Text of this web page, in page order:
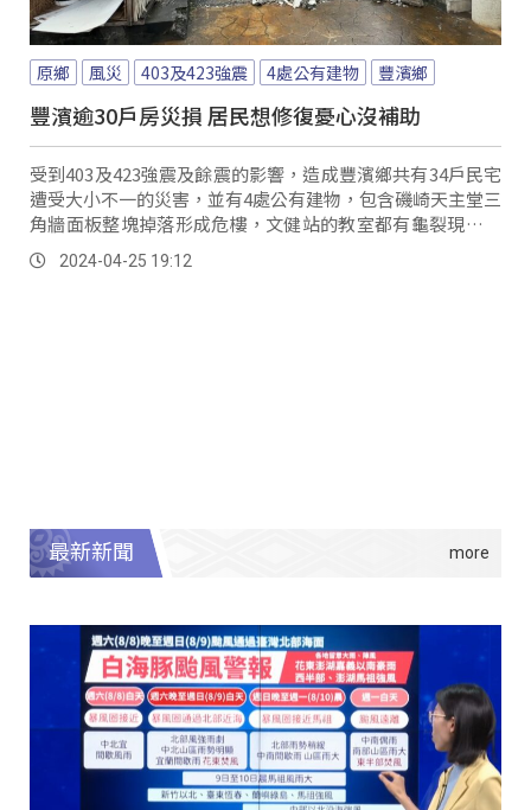
原鄉 風災 403及423強震 4處公有建物 豐濱鄉
豐濱逾30戶房災損 居民想修復憂心沒補助
受到403及423強震及餘震的影響，造成豐濱鄉共有34戶民宅
遭受大小不一的災害，並有4處公有建物，包含磯崎天主堂三
角牆面板整塊掉落形成危樓，文健站的教室都有龜裂現象，
目前處在停課的狀態。
2024-04-25 19:12
最新新聞